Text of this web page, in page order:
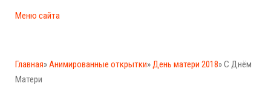
Меню сайта
Главная»Анимированные открытки»День матери 2018» С Днём
Матери